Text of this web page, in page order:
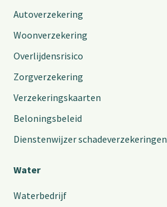
Autoverzekering
Woonverzekering
Overlijdensrisico
Zorgverzekering
Verzekeringskaarten
Beloningsbeleid
Dienstenwijzer schadeverzekeringen
Water
Waterbedrijf